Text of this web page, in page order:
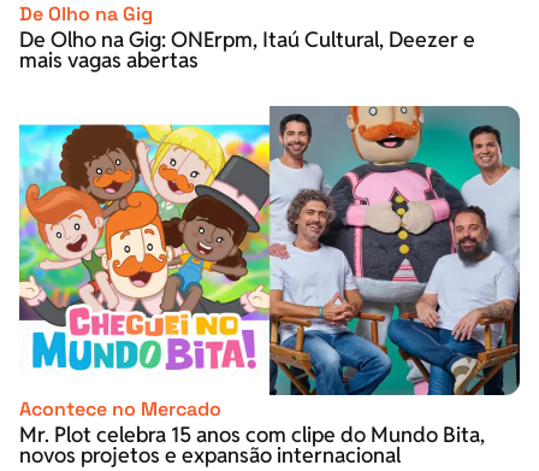
De Olho na Gig
De Olho na Gig: ONErpm, Itaú Cultural, Deezer e
mais vagas abertas
Acontece no Mercado
Mr. Plot celebra 15 anos com clipe do Mundo Bita,
novos projetos e expansão internacional